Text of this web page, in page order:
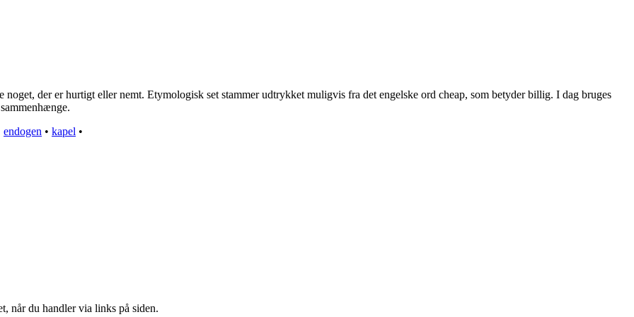
der er hurtigt eller nemt. Etymologisk set stammer udtrykket muligvis fra det engelske ord cheap, som betyder billig. I dag bruges
endogen • kapel •
når du handler via links på siden.